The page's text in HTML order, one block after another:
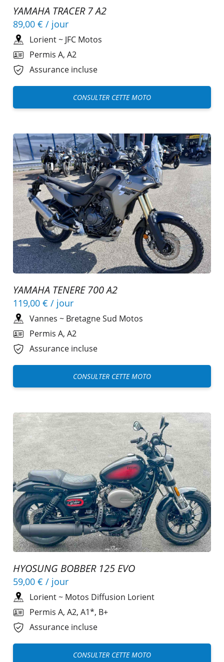
YAMAHA TRACER 7 A2
89,00 € / jour
Lorient~ JFC Motos
Permis A, A2
Assurance incluse
CONSULTER CETTE MOTO
YAMAHA TENERE 700 A2
119,00 € / jour
Vannes ~ Bretagne Sud Motos
Permis A, A2
Assurance incluse
CONSULTER CETTE MOTO
HYOSUNG BOBBER 125 EVO
59,00 € / jour
Lorient~ Motos Diffusion Lorient
Permis A, A2, A1*, B+
Assurance incluse
CONSULTER CETTE MOTO